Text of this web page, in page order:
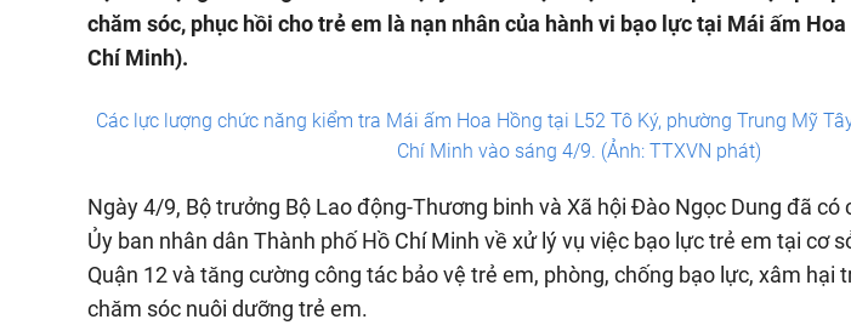
chăm sóc, phục hồi cho trẻ em là nạn nhân của hành vi bạo lực tại Mái ấm
Chí Minh).
Các lực lượng chức năng kiểm tra Mái ấm Hoa Hồng tại L52 Tô Ký, phường Trung Mỹ
Chí Minh vào sáng 4/9. (Ảnh: TTXVN phát)
Ngày 4/9, Bộ trưởng Bộ Lao động-Thương binh và Xã hội Đào Ngọc Dung đã có
Ủy ban nhân dân Thành phố Hồ Chí Minh về xử lý vụ việc bạo lực trẻ em tại cơ
Quận 12 và tăng cường công tác bảo vệ trẻ em, phòng, chống bạo lực, xâm hại
chăm sóc nuôi dưỡng trẻ em.